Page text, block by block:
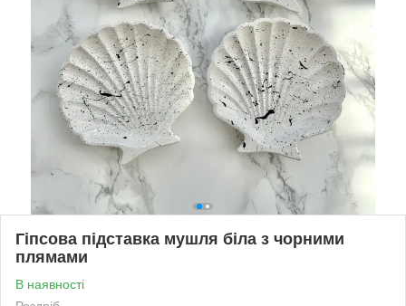
Гіпсова підставка мушля біла з чорними
плямами
В наявності